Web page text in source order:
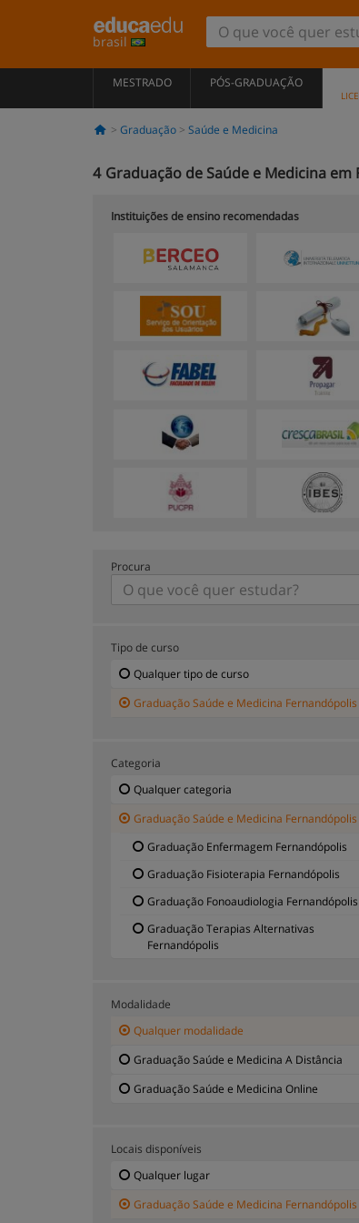
brasil
MESTRADO PÓS-GRADUAÇÃO
Graduação Saúde e Medicina
4 Graduação de Saúde e Medicina
Instituições de ensino recomendadas
Procura
Tipo de curso
Qualquer tipo de curso
Graduação Saúde e Medicina Fernandópolis
Categoria
Qualquer categoria
Graduação Saúde e Medicina Fernandópolis
Graduação Enfermagem Fernandópolis
Graduação Fisioterapia Fernandópolis
Graduação Fonoaudiologia Fernandópolis
Graduação Terapias Alternativas
Fernandópolis
Modalidade
Qualquer modalidade
Graduação Saúde e Medicina A Distância
Graduação Saúde e Medicina Online
Locais disponíveis
Qualquer lugar
Graduação Saúde e Medicina Fernandópolis